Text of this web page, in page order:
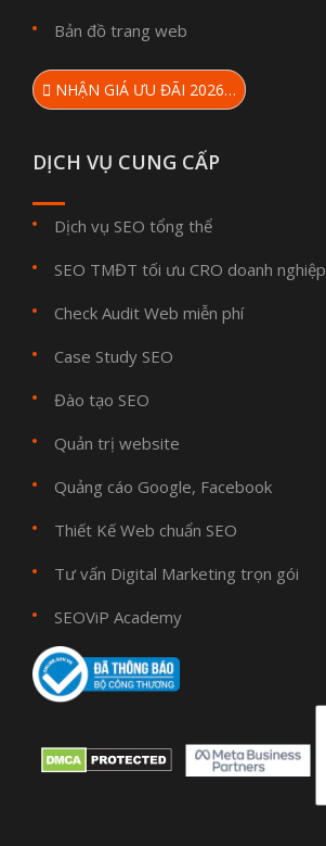
Bản đồ trang web
NHẬN GIÁ ƯU ĐÃI 2026…
DỊCH VỤ CUNG CẤP
Dịch vụ SEO tổng thể
SEO TMĐT tối ưu CRO doanh nghiệp
Check Audit Web miễn phí
Case Study SEO
Đào tạo SEO
Quản trị website
Quảng cáo Google, Facebook
Thiết Kế Web chuẩn SEO
Tư vấn Digital Marketing trọn gói
SEOViP Academy